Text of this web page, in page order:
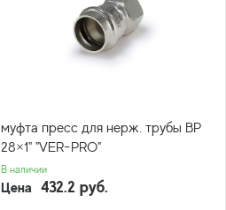
муфта пресс для нерж. трубы ВР
28×1" "VER-PRO"
В наличии
Цена 432.2 руб.